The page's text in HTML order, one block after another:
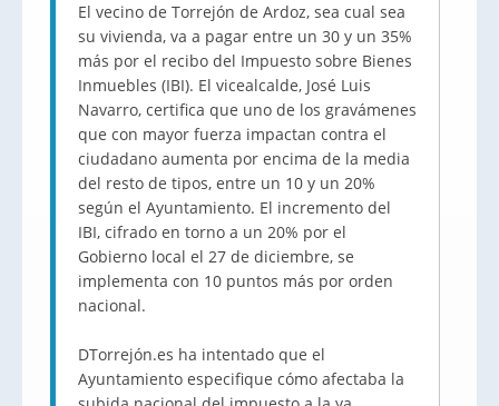
El vecino de Torrejón de Ardoz, sea cual sea
su vivienda, va a pagar entre un 30 y un 35%
más por el recibo del Impuesto sobre Bienes
Inmuebles (IBI). El vicealcalde, José Luis
Navarro, certifica que uno de los gravámenes
que con mayor fuerza impactan contra el
ciudadano aumenta por encima de la media
del resto de tipos, entre un 10 y un 20%
según el Ayuntamiento. El incremento del
IBI, cifrado en torno a un 20% por el
Gobierno local el 27 de diciembre, se
implementa con 10 puntos más por orden
nacional.
DTorrejón.es ha intentado que el
Ayuntamiento especifique cómo afectaba la